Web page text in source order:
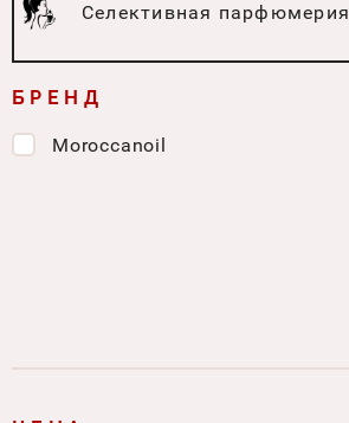
Селективная парфюмерия
БРЕНД
Moroccanoil